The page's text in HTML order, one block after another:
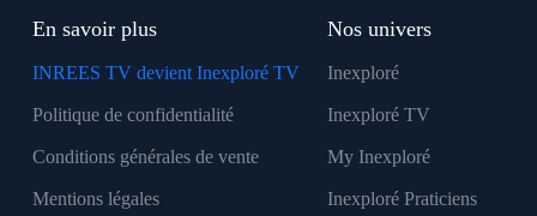
En savoir plus
INREES TV devient Inexploré TV
Politique de confidentialité
Conditions générales de vente
Mentions légales
Nos univers
Inexploré
Inexploré TV
My Inexploré
Inexploré Praticiens